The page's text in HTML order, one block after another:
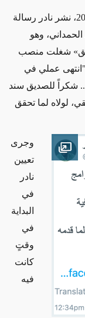
وعند تعيينه في "مكتب رئيس الوزراء" عام 2019، نشر نادر رسالة
وهو
شغلت منصب
"انتهى عملي في
شكراً للصديق سند
لولاه لما تحقق
Open image
وجرى
تعيين
نادر
في
البداية
في
وقتٍ
كانت
فيه